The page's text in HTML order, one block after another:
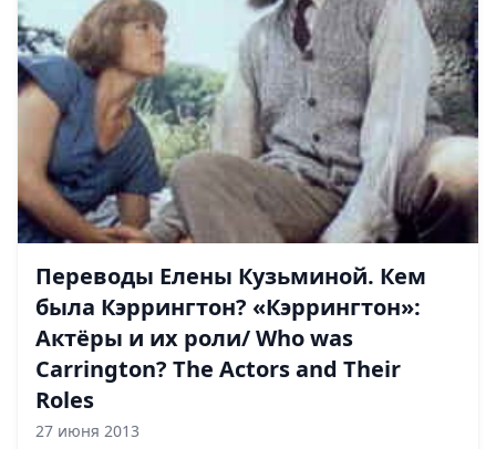
Переводы Елены Кузьминой. Кем
была Кэррингтон? «Кэррингтон»:
Актёры и их роли/ Who was
Carrington? The Actors and Their
Roles
27 июня 2013